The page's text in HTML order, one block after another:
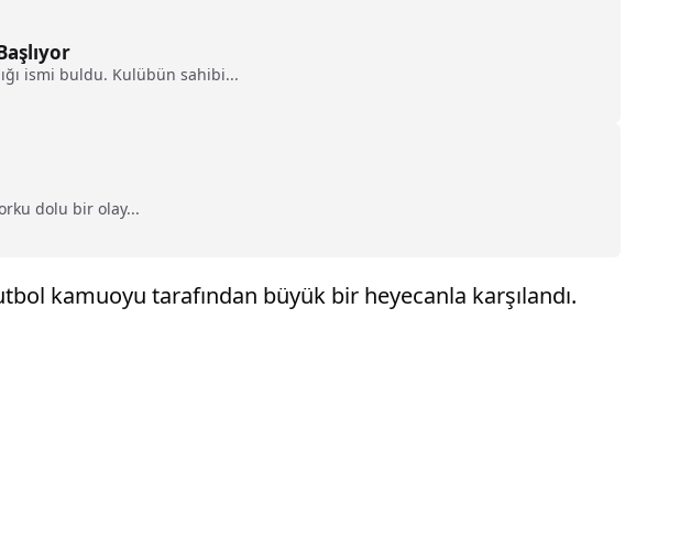
ismi buldu. Kulübün sahibi...
dolu bir olay...
kamuoyu tarafından büyük bir heyecanla karşılandı.